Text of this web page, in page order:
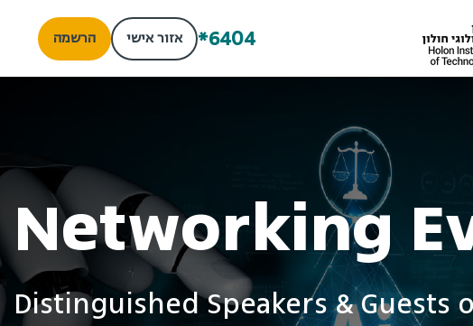
*6404 אזור אישי הרשמה
Networking
Distinguished Speakers &